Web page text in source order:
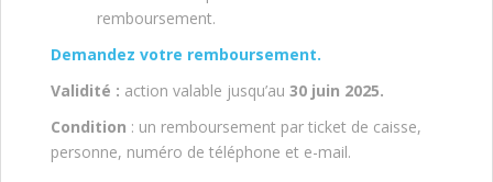
remboursement.
Demandez votre remboursement.
Validité : action valable jusqu’au 30 juin 2025.
Condition : un remboursement par ticket de caisse,
personne, numéro de téléphone et e-mail.